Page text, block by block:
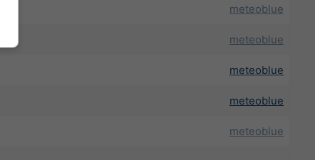
meteoblue
meteoblue
meteoblue
meteoblue
meteoblue